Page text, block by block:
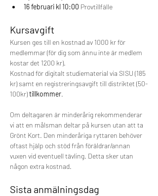
16 februari kl 10:00 Provtillfälle
Kursavgift
Kursen ges till en kostnad av 1000 kr för
medlemmar (för dig som ännu inte är medlem
kostar det 1200 kr).
Kostnad för digitalt studiematerial via SISU (185
kr) samt en registreringsavgift till distriktet (50-
100kr) tillkommer.
Om deltagaren är minderårig rekommenderar
vi att en målsman deltar på kursen utan att ta
Grönt Kort. Den minderåriga ryttaren behöver
oftast hjälp och stöd från föräldrar/annan
vuxen vid eventuell tävling. Detta sker utan
någon extra kostnad.
Sista anmälningsdag